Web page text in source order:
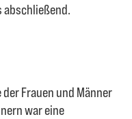
abschließend.
Frauen und Männer
war eine